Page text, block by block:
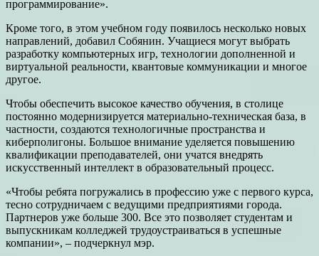
программирование».
Кроме того, в этом учебном году появилось несколько новых
направлений, добавил Собянин. Учащиеся могут выбрать
разработку компьютерных игр, технологии дополненной и
виртуальной реальности, квантовые коммуникации и многое
другое.
Чтобы обеспечить высокое качество обучения, в столице
постоянно модернизируется материально-техническая база, в
частности, создаются технологичные пространства и
киберполигоны. Большое внимание уделяется повышению
квалификации преподавателей, они учатся внедрять
искусственный интеллект в образовательный процесс.
«Чтобы ребята погружались в профессию уже с первого курса,
тесно сотрудничаем с ведущими предприятиями города.
Партнеров уже больше 300. Все это позволяет студентам и
выпускникам колледжей трудоустраиваться в успешные
компании», – подчеркнул мэр.